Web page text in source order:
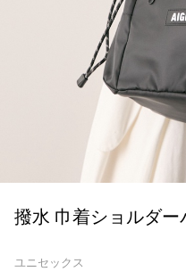
撥水 巾着ショルダー
ユニセックス